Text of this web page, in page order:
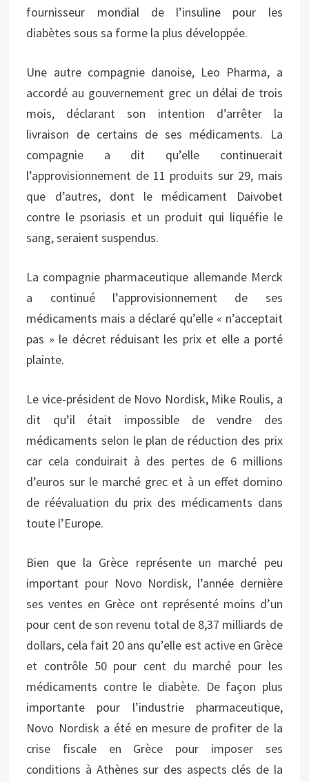
fournisseur mondial de l’insuline pour les
diabètes sous sa forme la plus développée.
Une autre compagnie danoise, Leo Pharma, a
accordé au gouvernement grec un délai de trois
mois, déclarant son intention d’arrêter la
livraison de certains de ses médicaments. La
compagnie a dit qu’elle continuerait
l’approvisionnement de 11 produits sur 29, mais
que d’autres, dont le médicament Daivobet
contre le psoriasis et un produit qui liquéfie le
sang, seraient suspendus.
La compagnie pharmaceutique allemande Merck
a continué l’approvisionnement de ses
médicaments mais a déclaré qu’elle « n’acceptait
pas » le décret réduisant les prix et elle a porté
plainte.
Le vice-président de Novo Nordisk, Mike Roulis, a
dit qu’il était impossible de vendre des
médicaments selon le plan de réduction des prix
car cela conduirait à des pertes de 6 millions
d’euros sur le marché grec et à un effet domino
de réévaluation du prix des médicaments dans
toute l’Europe.
Bien que la Grèce représente un marché peu
important pour Novo Nordisk, l’année dernière
ses ventes en Grèce ont représenté moins d’un
pour cent de son revenu total de 8,37 milliards de
dollars, cela fait 20 ans qu’elle est active en Grèce
et contrôle 50 pour cent du marché pour les
médicaments contre le diabète. De façon plus
importante pour l’industrie pharmaceutique,
Novo Nordisk a été en mesure de profiter de la
crise fiscale en Grèce pour imposer ses
conditions à Athènes sur des aspects clés de la